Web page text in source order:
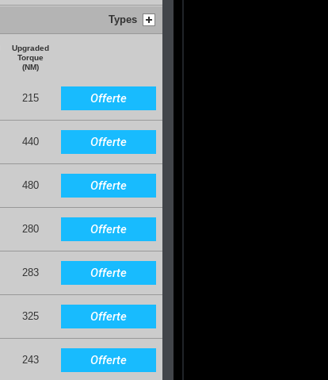
Types
Upgraded
Torque
(NM)
215 Offerte
440 Offerte
480 Offerte
280 Offerte
283 Offerte
325 Offerte
243 Offerte